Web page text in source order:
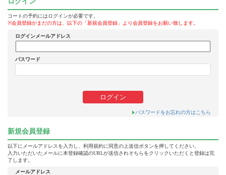
コートの予約にはログインが必要です。
※会員登録がまだの方は、以下の「新規会員登録」より会員登録をお願い致します。
ログインメールアドレス
パスワード
パスワードをお忘れの方はこちら
新規会員登録
以下にメールアドレスを入力し、利用規約に同意の上送信ボタンを押してください。
入力いただいたメールに本登録確認のURLが送信されそちらをクリックいただくと登録は完
了します。
メールアドレス